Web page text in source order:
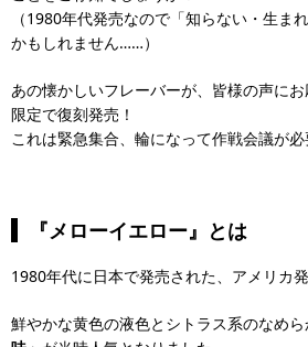
（1980年代発売なので「知らない・生ま
かもしれません……）
あの懐かしいフレーバーが、皆様の声に
限定で復刻発売！
これは緊急集合、輪になって作戦会議が
『メローイエロー』とは
1980年代に日本で発売された、アメリカ発
鮮やかな黄色の液色とシトラス系のなめら